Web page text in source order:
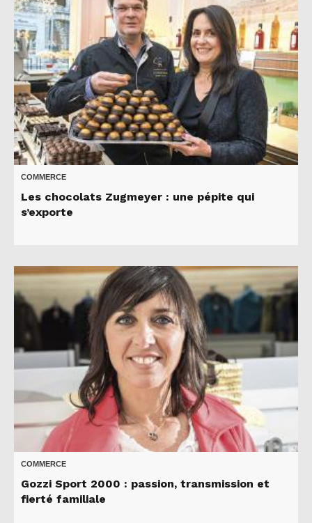
COMMERCE
Les chocolats Zugmeyer : une pépite qui
s’exporte
COMMERCE
Gozzi Sport 2000 : passion, transmission et
fierté familiale